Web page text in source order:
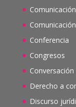
Conferencia
Congresos
Conversación
Derecho a
Discurso